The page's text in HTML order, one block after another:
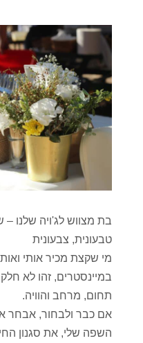
בת מצווש לג'ויה שלנו –
טבעונית, צבעונית
מי שקצת מכיר אותי
במיינסטרים, זהו לא
תחום, מרחב והוויה.
אם כבר ולבחור, אבחר
השפה שלי, את סגנון